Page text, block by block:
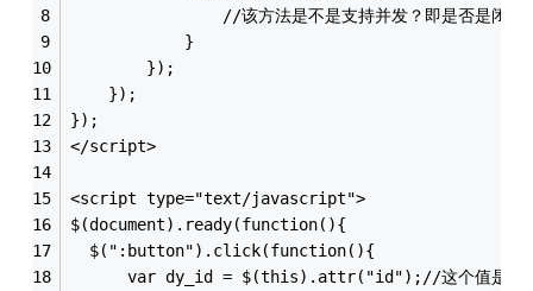
//该方法是不是支持并发
            }
        });
    });
});
</script>
<script type="text/javascript">
$(document).ready(function(){
  $(":button").click(function(){
var dy_id = $(this).attr("id");//这个值是根